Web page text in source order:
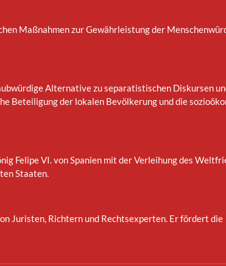
Maßnahmen zur Gewährleistung der
Alternative zu separatistischen Diskursen
Beteiligung der lokalen Bevölkerung und die
Felipe VI. von Spanien mit der Verleihung des
Staaten.
Juristen, Richtern und Rechtsexperten. Er fördert die